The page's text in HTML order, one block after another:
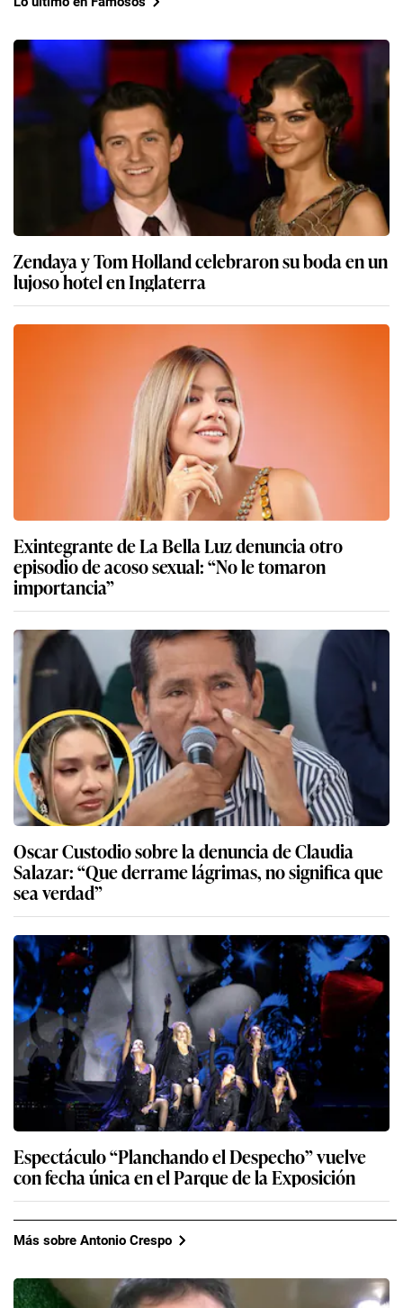
Zendaya y Tom Holland celebraron su boda en un
lujoso hotel en Inglaterra
Exintegrante de La Bella Luz denuncia otro
episodio de acoso sexual: “No le tomaron
importancia”
Oscar Custodio sobre la denuncia de Claudia
Salazar: “Que derrame lágrimas, no significa que
sea verdad”
Espectáculo “Planchando el Despecho” vuelve
con fecha única en el Parque de la Exposición
Más sobre Antonio Crespo